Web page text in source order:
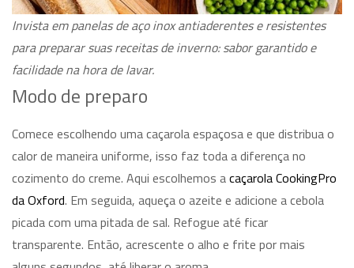
Invista em panelas de aço inox antiaderentes e resistentes
para preparar suas receitas de inverno: sabor garantido e
facilidade na hora de lavar.
Modo de preparo
Comece escolhendo uma caçarola espaçosa e que distribua o
calor de maneira uniforme, isso faz toda a diferença no
cozimento do creme. Aqui escolhemos acaçarola CookingPro
da Oxford. Em seguida, aqueça o azeite e adicione a cebola
picada com uma pitada de sal. Refogue até ficar
transparente. Então, acrescente o alho e frite por mais